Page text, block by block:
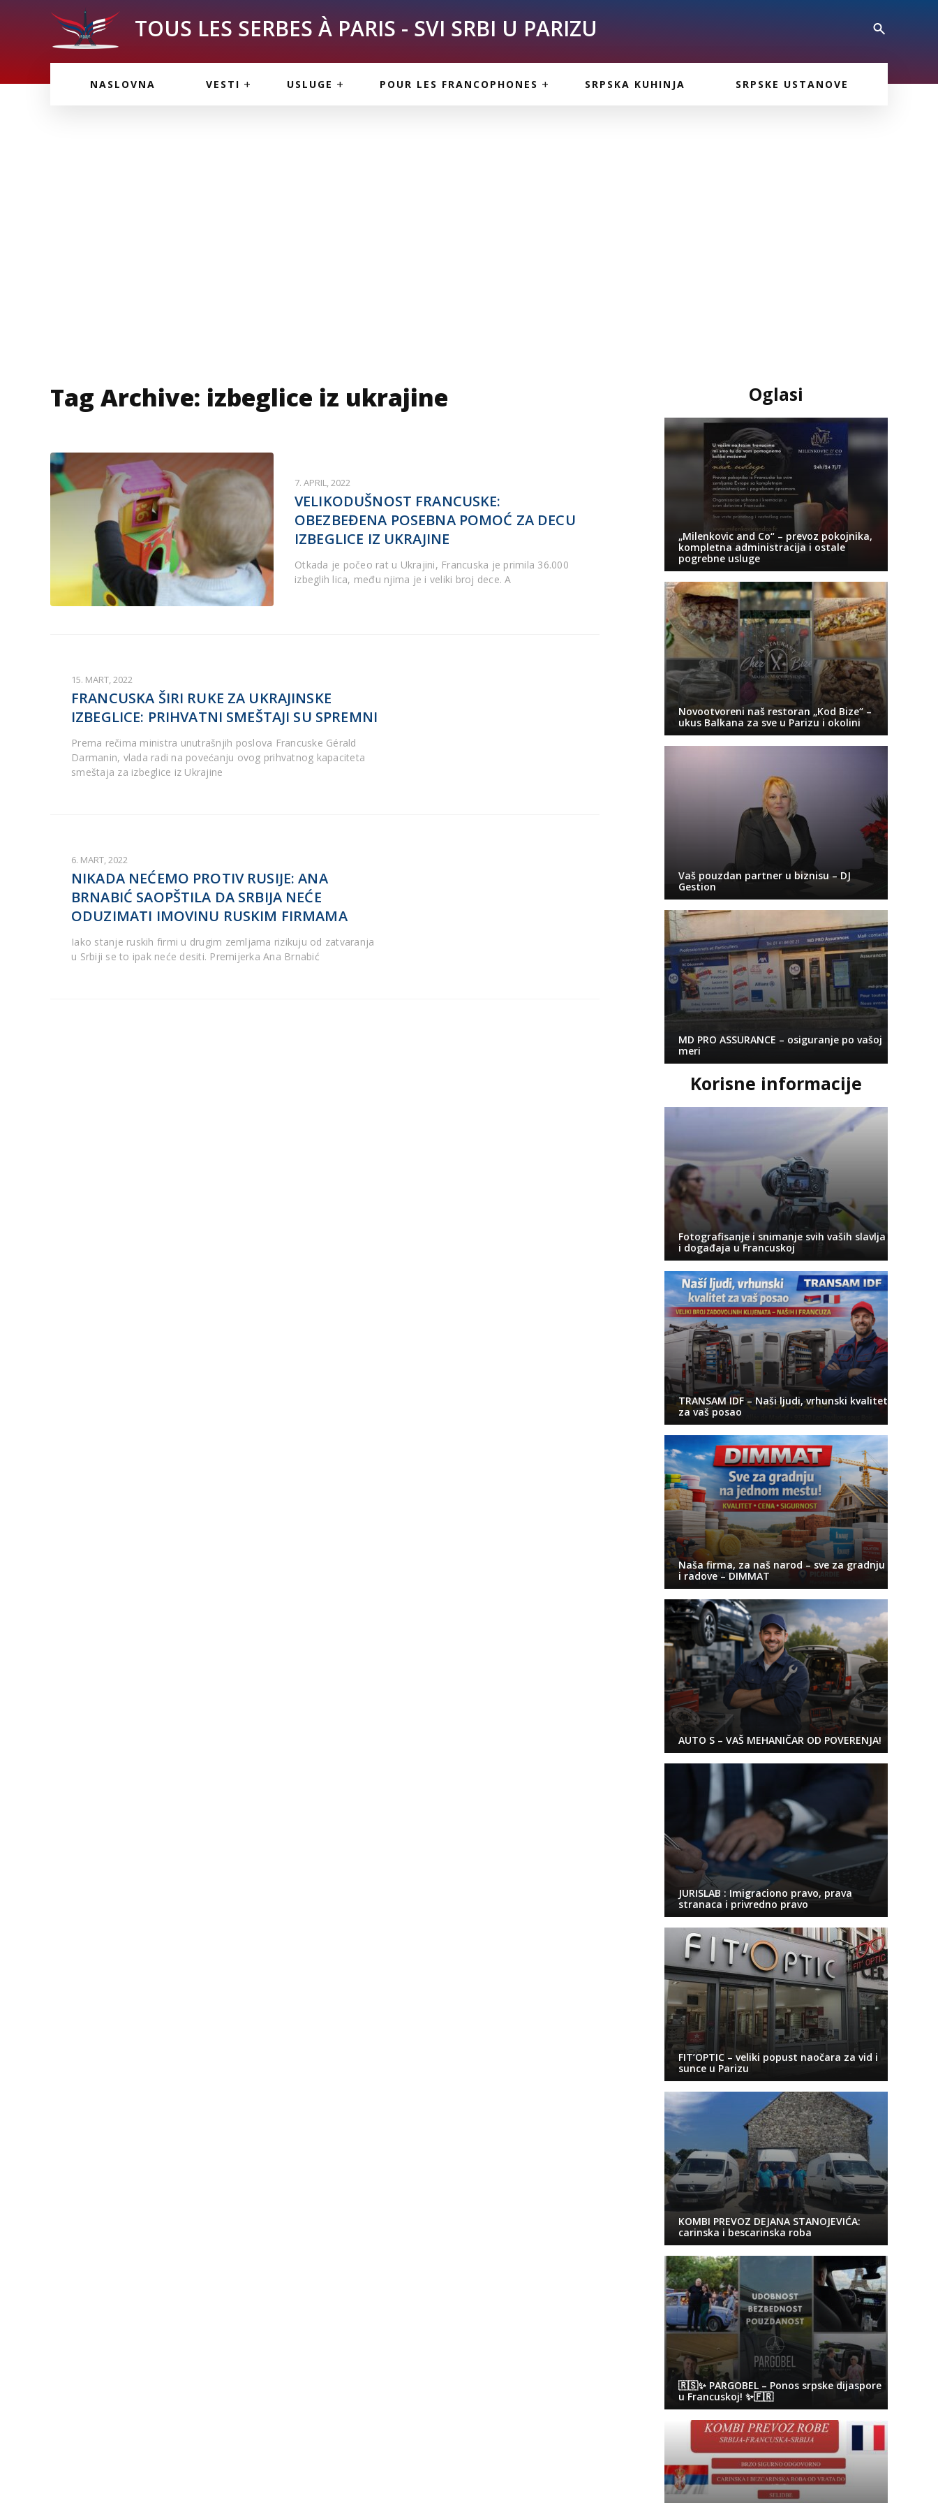
TOUS LES SERBES À PARIS - SVI SRBI U PARIZU
NASLOVNA VESTI USLUGE POUR LES FRANCOPHONES
PARIS
SRPSKA KUHINJA SRPSKE USTANOVE
Tag Archive: izbeglice iz ukrajine
7. APRIL, 2022
VELIKODUŠNOST FRANCUSKE:
OBEZBEĐENA POSEBNA POMOĆ ZA DECU
IZBEGLICE IZ UKRAJINE
Otkada je počeo rat u Ukrajini, Francuska je primila 36.000
izbeglih lica, među njima je i veliki broj dece. A
15. MART, 2022
FRANCUSKA ŠIRI RUKE ZA UKRAJINSKE
IZBEGLICE: PRIHVATNI SMEŠTAJI SU SPREMNI
Prema rečima ministra unutrašnjih poslova Francuske Gérald
Darmanin, vlada radi na povećanju ovog prihvatnog kapaciteta
smeštaja za izbeglice iz Ukrajine
6. MART, 2022
NIKADA NEĆEMO PROTIV RUSIJE: ANA
BRNABIĆ SAOPŠTILA DA SRBIJA NEĆE
ODUZIMATI IMOVINU RUSKIM FIRMAMA
Iako stanje ruskih firmi u drugim zemljama rizikuju od zatvaranja
u Srbiji se to ipak neće desiti. Premijerka Ana Brnabić
Oglasi
„Milenkovic and Co“ – prevoz pokojnika,
kompletna administracija i ostale
pogrebne usluge
Novootvoreni naš restoran „Kod Bize“ –
ukus Balkana za sve u Parizu i okolini
Vaš pouzdan partner u biznisu – DJ
Gestion
MD PRO ASSURANCE – osiguranje po vašoj
meri
Korisne informacije
Fotografisanje i snimanje svih vaših slavlja
i događaja u Francuskoj
TRANSAM IDF – Naši ljudi, vrhunski kvalitet
za vaš posao
Naša firma, za naš narod – sve za gradnju
i radove – DIMMAT
AUTO S – VAŠ MEHANIČAR OD POVERENJA!
JURISLAB : Imigraciono pravo, prava
stranaca i privredno pravo
FIT’OPTIC – veliki popust naočara za vid i
sunce u Parizu
KOMBI PREVOZ DEJANA STANOJEVIĆA:
carinska i bescarinska roba
🇷🇸✨ PARGOBEL – Ponos srpske dijaspore
u Francuskoj! ✨🇫🇷